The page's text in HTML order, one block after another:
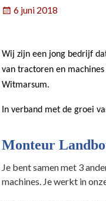
6 juni 2018
Wij zijn een jong bedrijf
van tractoren en
Witmarsum.
In verband met de groei
Monteur
Je bent samen met 3
machines. Je werkt in